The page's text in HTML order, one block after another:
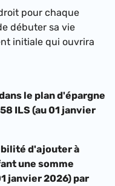
pour chaque
débuter sa vie
initiale qui ouvrira
le plan d'épargne
58 ILS (au 01 janvier
d'ajouter à
une somme
janvier 2026) par